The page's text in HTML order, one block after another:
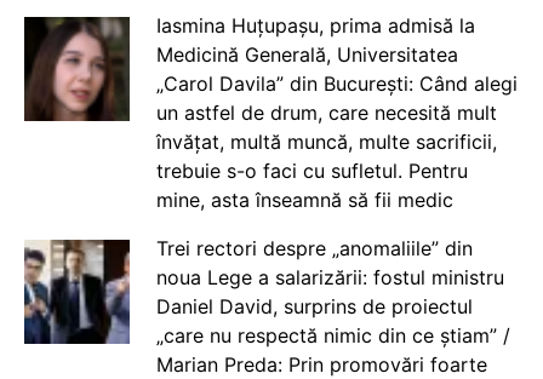
Iasmina Huțupașu, prima admisă la
Medicină Generală, Universitatea
„Carol Davila” din București: Când alegi
un astfel de drum, care necesită mult
învățat, multă muncă, multe sacrificii,
trebuie s-o faci cu sufletul. Pentru
mine, asta înseamnă să fii medic
Trei rectori despre „anomaliile” din
noua Lege a salarizării: fostul ministru
Daniel David, surprins de proiectul
„care nu respectă nimic din ce știam” /
Marian Preda: Prin promovări foarte